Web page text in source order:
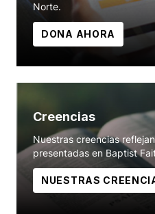
Norte.
DONA AHORA
Creencias
Nuestras creencias
presentadas en Baptist
NUESTRAS